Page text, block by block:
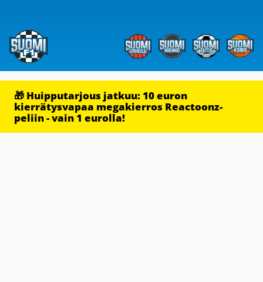
🎁 Huipputarjous jatkuu: 10 euron
kierrätysvapaa megakierros Reactoonz-
peliin - vain 1 eurolla!